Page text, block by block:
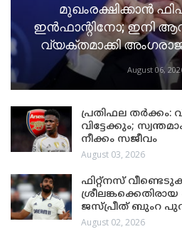
മുഖംരക്ഷിക്കാൻ
ഇൻഫാന്റിനോ; ഇനി
വ്യക്തമാക്കി
August 06,
പ്രതിഫല തർക്കം:
വിട്ടേക്കും;
നീക്കം സജീവം
August 03, 2026
ഫിറ്റ്നസ്
ശ്രീലങ്കക്കെതിരായ
ജസ്പ്രീത് ബുംറ
August 02, 2026